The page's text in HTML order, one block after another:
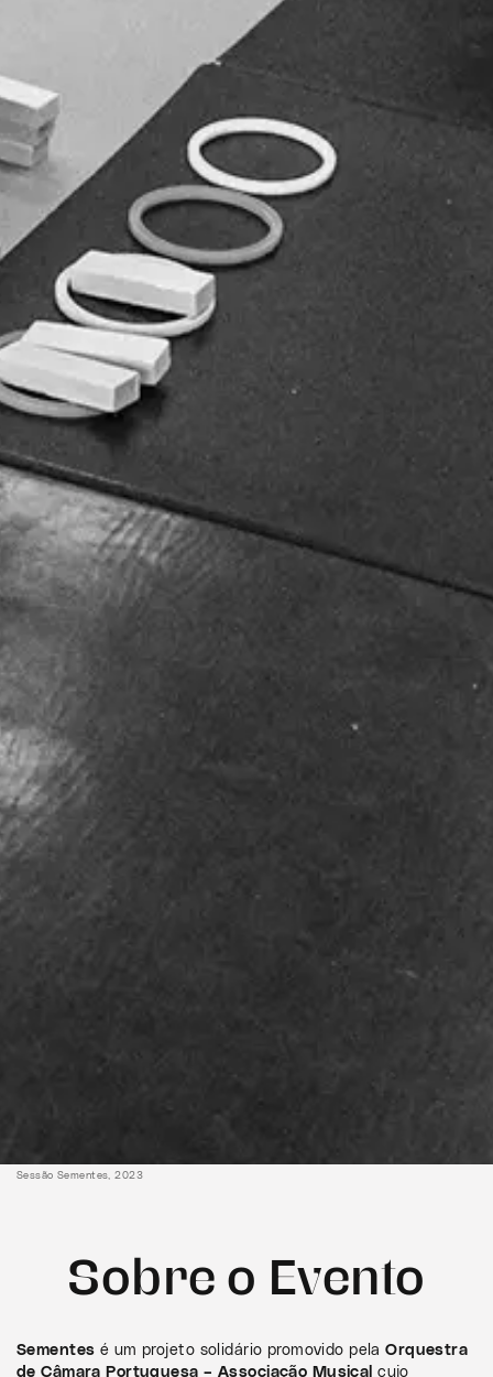
Sessão Sementes, 2023
Sobre o Evento
Sementes é um projeto solidário promovido pelaOrquestra
de Câmara Portuguesa – Associação Musical cujo